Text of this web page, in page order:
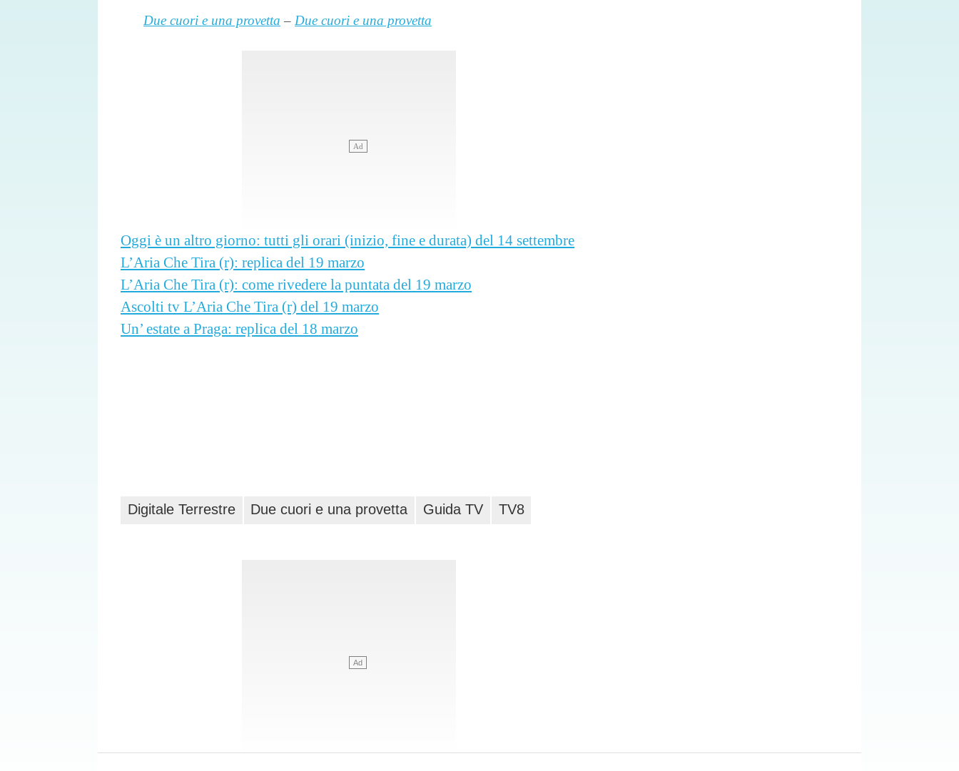
Due cuori e una provetta – Due cuori e una provetta
Oggi è un altro giorno: tutti gli orari (inizio, fine e durata) del 14 settembre
L’Aria Che Tira (r): replica del 19 marzo
L’Aria Che Tira (r): come rivedere la puntata del 19 marzo
Ascolti tv L’Aria Che Tira (r) del 19 marzo
Un’ estate a Praga: replica del 18 marzo
Digitale Terrestre Due cuori e una provetta Guida TV TV8